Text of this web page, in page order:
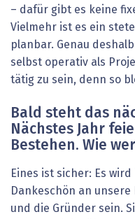
– dafür gibt es keine
Vielmehr ist es ein
planbar. Genau
selbst operativ als
tätig zu sein, denn so
Bald steht das
Nächstes Jahr
Bestehen. Wie
Eines ist sicher: Es
Dankeschön an
und die Gründer sein.